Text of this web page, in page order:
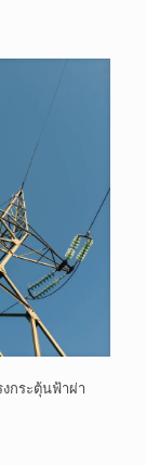
งกระตุ้นฟ้าผ่า